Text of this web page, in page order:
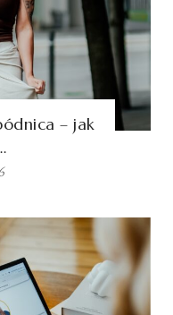
– jak